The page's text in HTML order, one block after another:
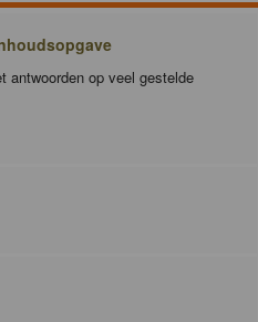
antwoorden op veel gestelde